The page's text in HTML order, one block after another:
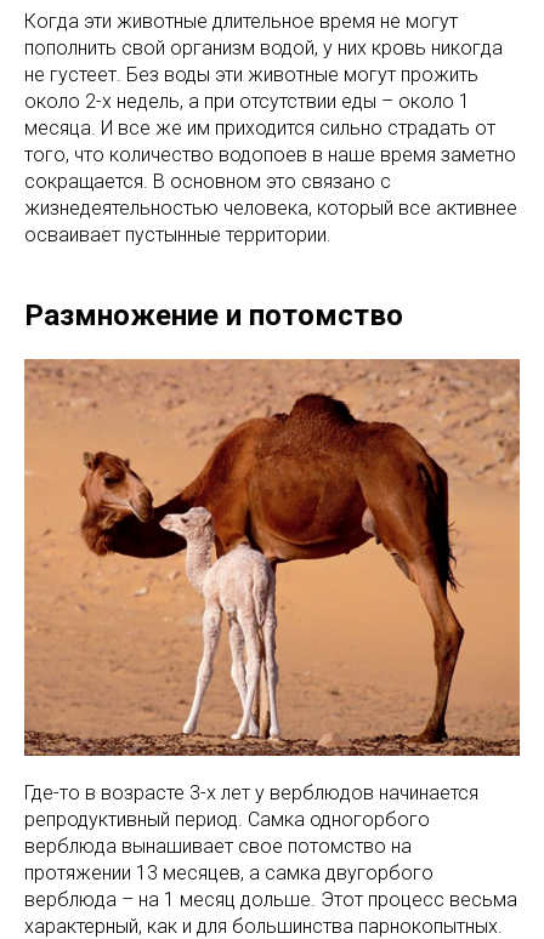
Когда эти животные длительное время не могут
пополнить свой организм водой, у них кровь никогда
не густеет. Без воды эти животные могут прожить
около 2-х недель, а при отсутствии еды – около 1
месяца. И все же им приходится сильно страдать от
того, что количество водопоев в наше время заметно
сокращается. В основном это связано с
жизнедеятельностью человека, который все активнее
осваивает пустынные территории.
Размножение и потомство
Где-то в возрасте 3-х лет у верблюдов начинается
репродуктивный период. Самка одногорбого
верблюда вынашивает свое потомство на
протяжении 13 месяцев, а самка двугорбого
верблюда – на 1 месяц дольше. Этот процесс весьма
характерный, как и для большинства парнокопытных.